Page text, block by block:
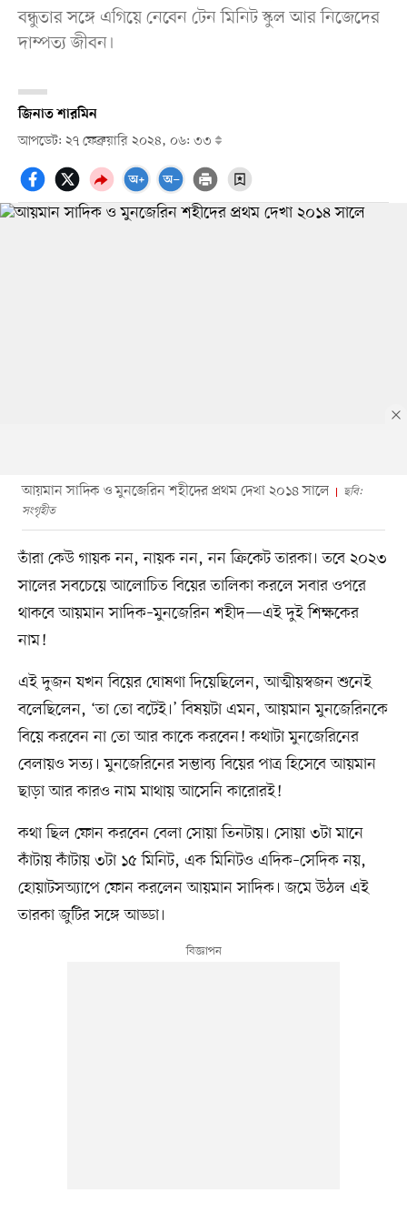
বন্ধুতার সঙ্গে এগিয়ে নেবেন টেন মিনিট স্কুল আর নিজেদের
দাম্পত্য জীবন।
জিনাত শারমিন
আপডেট: ২৭ ফেব্রুয়ারি ২০২৪, ০৬: ৩৩
আয়মান সাদিক ও মুনজেরিন শহীদের প্রথম দেখা ২০১৪ সালে
ছবি:
সংগৃহীত
তাঁরা কেউ গায়ক নন, নায়ক নন, নন ক্রিকেট তারকা। তবে ২০২৩
সালের সবচেয়ে আলোচিত বিয়ের তালিকা করলে সবার ওপরে
থাকবে আয়মান সাদিক–মুনজেরিন শহীদ—এই দুই শিক্ষকের
নাম!
এই দুজন যখন বিয়ের ঘোষণা দিয়েছিলেন, আত্মীয়স্বজন শুনেই
বলেছিলেন, ‘তা তো বটেই।’ বিষয়টা এমন, আয়মান মুনজেরিনকে
বিয়ে করবেন না তো আর কাকে করবেন! কথাটা মুনজেরিনের
বেলায়ও সত্য। মুনজেরিনের সম্ভাব্য বিয়ের পাত্র হিসেবে আয়মান
ছাড়া আর কারও নাম মাথায় আসেনি কারোরই!
কথা ছিল ফোন করবেন বেলা সোয়া তিনটায়। সোয়া ৩টা মানে
কাঁটায় কাঁটায় ৩টা ১৫ মিনিট, এক মিনিটও এদিক–সেদিক নয়,
হোয়াটসঅ্যাপে ফোন করলেন আয়মান সাদিক। জমে উঠল এই
তারকা জুটির সঙ্গে আড্ডা।